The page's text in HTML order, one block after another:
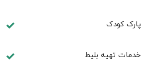
پارک کودک
خدمات تهيه بليط